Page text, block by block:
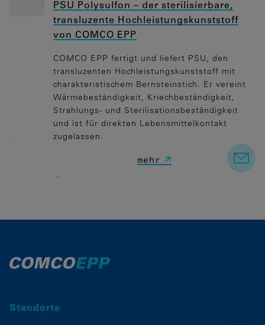
PSU Polysulfon – der sterilisierbare,
transluzente Hochleistungskunststoff
von COMCO EPP
COMCO EPP fertigt und liefert PSU, den
transluzenten Hochleistungskunststoff mit
charakteristischem Bernsteinstich. Er vereint
Wärmebeständigkeit, Kriechbeständigkeit,
Strahlungs- und Sterilisationsbeständigkeit
und ist für direkten Lebensmittelkontakt
zugelassen.
mehr
Standorte